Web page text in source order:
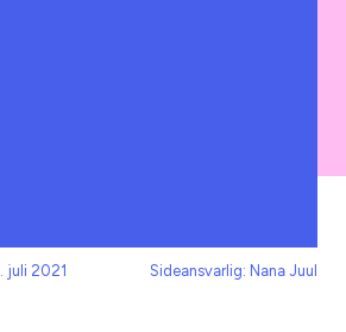
juli 2021 Sideansvarlig: Nana Juul